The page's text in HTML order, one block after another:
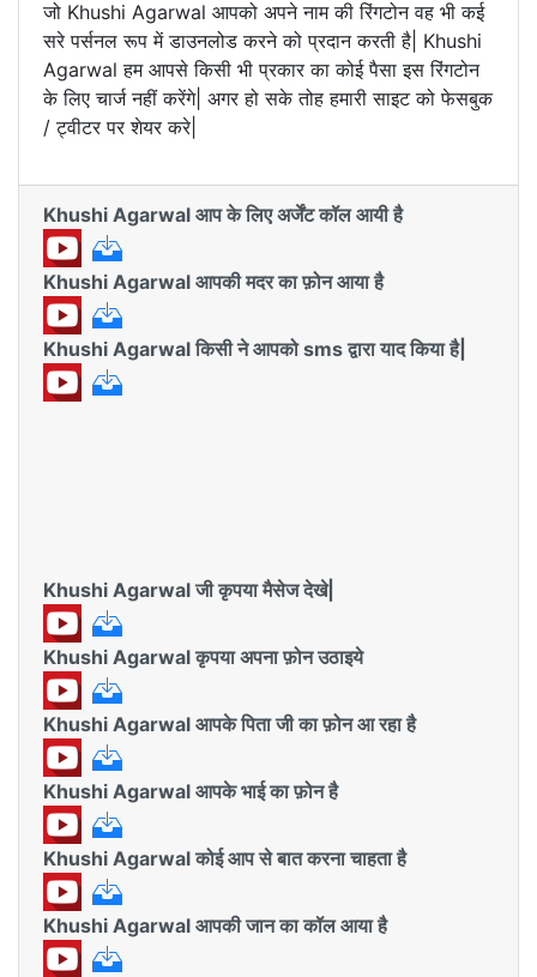
जो Khushi Agarwal आपको अपने नाम की रिंगटोन वह भी कई
सरे पर्सनल रूप में डाउनलोड करने को प्रदान करती है| Khushi
Agarwal हम आपसे किसी भी प्रकार का कोई पैसा इस रिंगटोन
के लिए चार्ज नहीं करेंगे| अगर हो सके तोह हमारी साइट को फेसबुक
/ ट्वीटर पर शेयर करे|
Khushi Agarwal आप के लिए अर्जेंट कॉल आयी है
Khushi Agarwal आपकी मदर का फ़ोन आया है
Khushi Agarwal किसी ने आपको sms द्वारा याद किया है|
Khushi Agarwal जी कृपया मैसेज देखे|
Khushi Agarwal कृपया अपना फ़ोन उठाइये
Khushi Agarwal आपके पिता जी का फ़ोन आ रहा है
Khushi Agarwal आपके भाई का फ़ोन है
Khushi Agarwal कोई आप से बात करना चाहता है
Khushi Agarwal आपकी जान का कॉल आया है